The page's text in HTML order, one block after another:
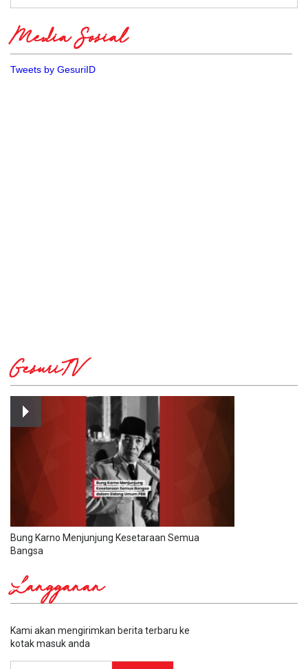
Media Sosial
Tweets by GesuriID
GesuriTV
Bung Karno Menjunjung Kesetaraan Semua
Bangsa
Langganan
Kami akan mengirimkan berita terbaru ke
kotak masuk anda